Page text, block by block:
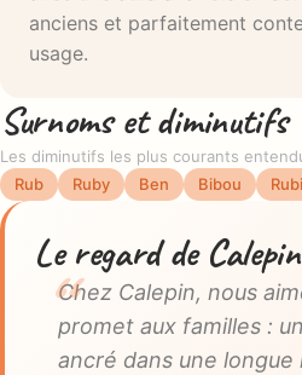
anciens et parfaitement
usage.
Surnoms et diminutifs
Les diminutifs les plus courants
Rub
Ruby Ben Bibou Rubi
Le regard de Calepin
Chez Calepin, nous
promet aux familles :
ancré dans une longue